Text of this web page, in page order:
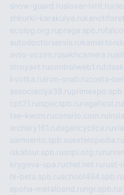
snow-guard.ruslovar-ivrit.ru
shkurki-karakulya.ru
ecolog.org.rupraga.spb.ru
autodoctorservis.ru
avto-vozim.rusakhcamera.ru
stroyavt.rucontrolweb1.ru
kvotka.ru iron-snab.rucosta-
associaciya39.ru
cpt21.ru ispecspb.ru regahost.ru
tae-kwon.ruconsrio.com.ru
archery161.rubigencyclica.ru
sarmiento.spb.suextelopedia.ru
iskatour.spb.rusnpi.org.ru
krygeva-spa.ruchel.net.ru
hl-beta.spb.ruschool494.spb.ru
epoha-metalband.ru ngr.spb.ru